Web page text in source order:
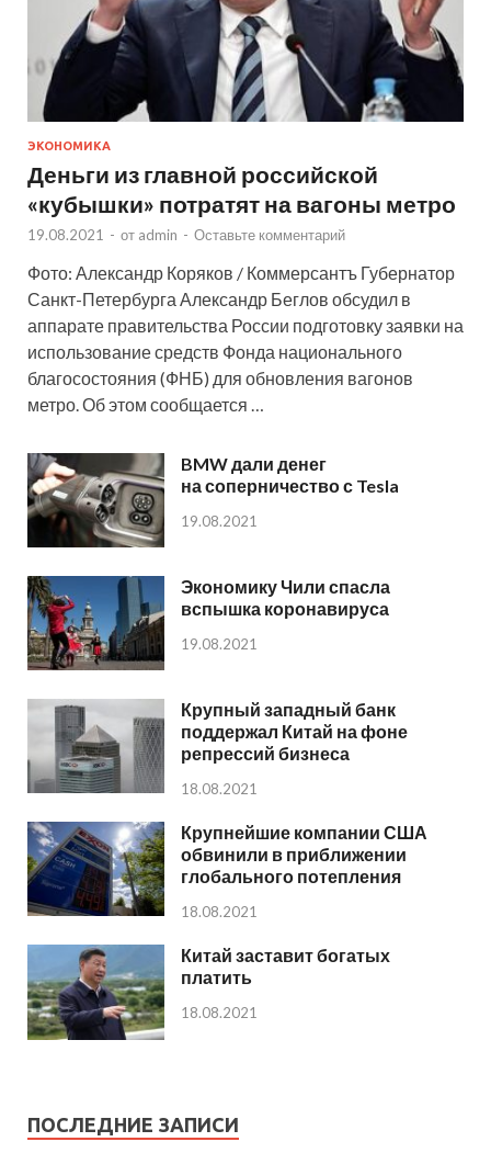
ЭКОНОМИКА
Деньги из главной российской
«кубышки» потратят на вагоны метро
19.08.2021 - от admin - Оставьте комментарий
Фото: Александр Коряков / Коммерсантъ Губернатор
Санкт-Петербурга Александр Беглов обсудил в
аппарате правительства России подготовку заявки на
использование средств Фонда национального
благосостояния (ФНБ) для обновления вагонов
метро. Об этом сообщается …
BMW дали денег
на соперничество с Tesla
19.08.2021
Экономику Чили спасла
вспышка коронавируса
19.08.2021
Крупный западный банк
поддержал Китай на фоне
репрессий бизнеса
18.08.2021
Крупнейшие компании США
обвинили в приближении
глобального потепления
18.08.2021
Китай заставит богатых
платить
18.08.2021
ПОСЛЕДНИЕ ЗАПИСИ